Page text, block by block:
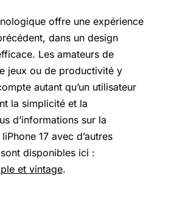
offre une expérience
dans un design
Les amateurs de
jeux ou de productivité y
autant qu’un utilisateur
la simplicité et la
d’informations sur la
liPhone 17 avec d’autres
disponibles ici :
et vintage.